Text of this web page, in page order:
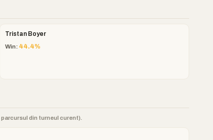
Tristan Boyer
Win: 44.4%
din turneul curent).